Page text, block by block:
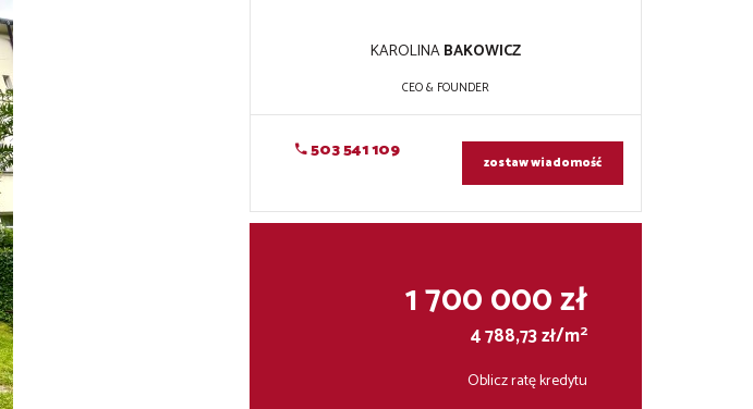
KAROLINABAKOWICZ
CEO & FOUNDER
503 541 109 zostaw wiadomość
1 700 000 zł
4 788,73 zł/m2
Oblicz ratę kredytu